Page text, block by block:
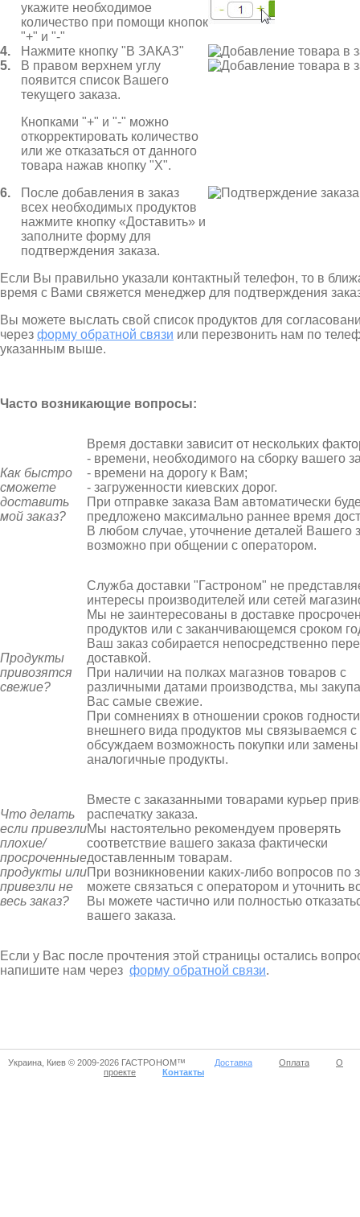
укажите необходимое
количество при помощи кнопок
"+" и "-"
4.
Нажмите кнопку "В ЗАКАЗ"
5.
В правом верхнем углу
появится список Вашего
текущего заказа.
Кнопками "+" и "-" можно
откорректировать количество
или же отказаться от данного
товара нажав кнопку "X".
6.
После добавления в заказ
всех необходимых продуктов
нажмите кнопку «Доставить» и
заполните форму для
подтверждения заказа.
Если Вы правильно указали контактный телефон, то в
время с Вами свяжется менеджер для подтверждения
Вы можете выслать свой список продуктов для
через форму обратной связи или перезвонить нам по
указанным выше.
Часто возникающие вопросы:
Как быстро
сможете
доставить
мой заказ?
Время доставки зависит от нескольких
- времени, необходимого на сборку вашего
- времени на дорогу к Вам;
- загруженности киевских дорог.
При отправке заказа Вам автоматически
предложено максимально раннее время
В любом случае, уточнение деталей Вашего
возможно при общении с оператором.
Продукты
привозятся
свежие?
Служба доставки "Гастроном" не
интересы производителей или сетей
Мы не заинтересованы в доставке
продуктов или с заканчивающемся сроком
Ваш заказ собирается непосредственно
доставкой.
При наличии на полках магазнов товаров с
различными датами производства, мы
Вас самые свежие.
При сомнениях в отношении сроков
внешнего вида продуктов мы связываемся
обсуждаем возможность покупки или
аналогичные продукты.
Что делать
если привезли
плохие/
просроченные
продукты или
привезли не
весь заказ?
Вместе с заказанными товарами курьер
распечатку заказа.
Мы настоятельно рекомендуем проверять
соответствие вашего заказа фактически
доставленным товарам.
При возникновении каких-либо вопросов по
можете связаться с оператором и уточнить
Вы можете частично или полностью
вашего заказа.
Если у Вас после прочтения этой страницы остались
напишите нам через форму обратной связи.
Украина, Киев © 2009-2026 ГАСТРОНОМ™ Доставка Оплата
О
проекте
Контакты